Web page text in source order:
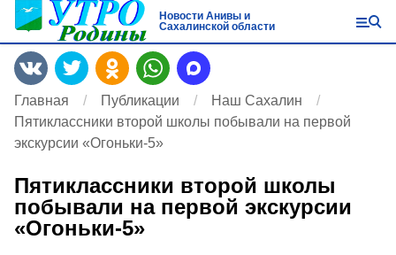
Новости Анивы и
Сахалинской области
Главная Публикации
Наш Сахалин
Пятиклассники второй школы побывали на первой
экскурсии «Огоньки-5»
Пятиклассники второй школы
побывали на первой экскурсии
«Огоньки-5»